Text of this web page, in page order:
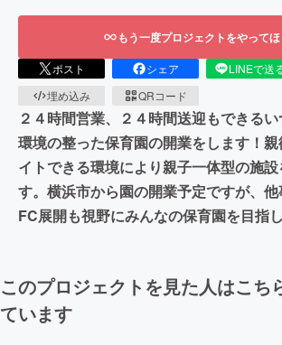
もう一度プロジェクトをやって
ポスト シェア LINEで送
埋め込み
QRコード
２４時間営業、２４時間送迎もできる
環境の整った保育園の開業をします！
イトできる環境により親子一体型の施
す。横浜市から園の開業予定ですが、
FC展開も視野にみんなの保育園を目指
このプロジェクトを見た人はこち
ています